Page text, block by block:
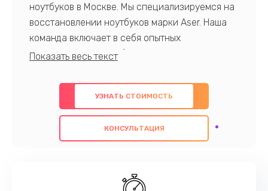
ноутбуков в Москве. Мы специализируемся на
восстановлении ноутбуков марки Aser. Наша
команда включает в себя опытных
профессионалов с обширными знаниями и
предлагаем быстрый и качественный ремонт с
использованием оригинальных компонентов, а
также гарантируем качество всех
проведенных работ. Наша цель - предоставить
наилучшим образом. Не медлите записаться на
УЗНАТЬ СТОИМОСТЬ
КОНСУЛЬТАЦИЯ